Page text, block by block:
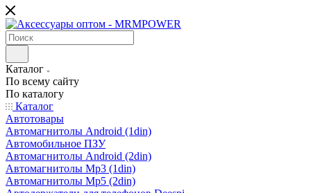
Каталог
По всему сайту
По каталогу
Каталог
Автотовары
Автомагнитолы Android (1din)
Автомобильное ПЗУ
Автомагнитолы Android (2din)
Автомагнитолы Mp3 (1din)
Автомагнитолы Mp5 (2din)